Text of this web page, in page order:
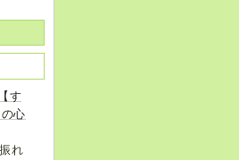
【す
の心
れ